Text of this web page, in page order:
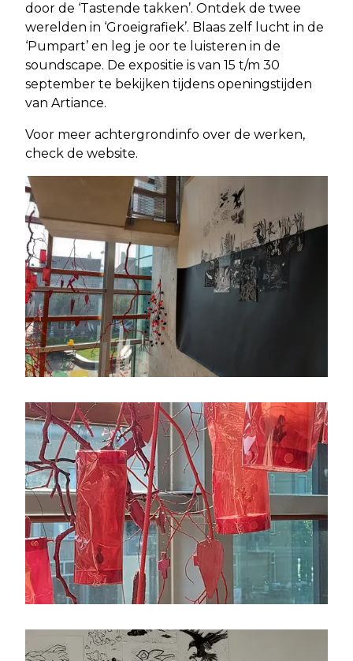
door de ‘Tastende takken’. Ontdek de twee
werelden in ‘Groeigrafiek’. Blaas zelf lucht in de
‘Pumpart’ en leg je oor te luisteren in de
soundscape. De expositie is van 15 t/m 30
september te bekijken tijdens openingstijden
van Artiance.
Voor meer achtergrondinfo over de werken,
check de website.